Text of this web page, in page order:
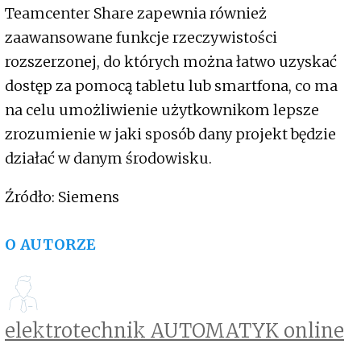
Teamcenter Share zapewnia również
zaawansowane funkcje rzeczywistości
rozszerzonej, do których można łatwo uzyskać
dostęp za pomocą tabletu lub smartfona, co ma
na celu umożliwienie użytkownikom lepsze
zrozumienie w jaki sposób dany projekt będzie
działać w danym środowisku.
Źródło: Siemens
O AUTORZE
elektrotechnik AUTOMATYK online